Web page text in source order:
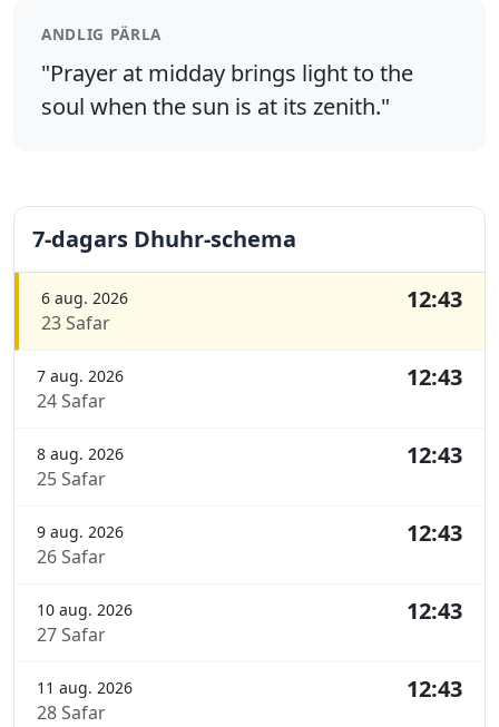
ANDLIG PÄRLA
"Prayer at midday brings light to the
soul when the sun is at its zenith."
7-dagars Dhuhr-schema
6 aug. 2026
23 Safar
12:43
7 aug. 2026
24 Safar
12:43
8 aug. 2026
25 Safar
12:43
9 aug. 2026
26 Safar
12:43
10 aug. 2026
27 Safar
12:43
11 aug. 2026
28 Safar
12:43